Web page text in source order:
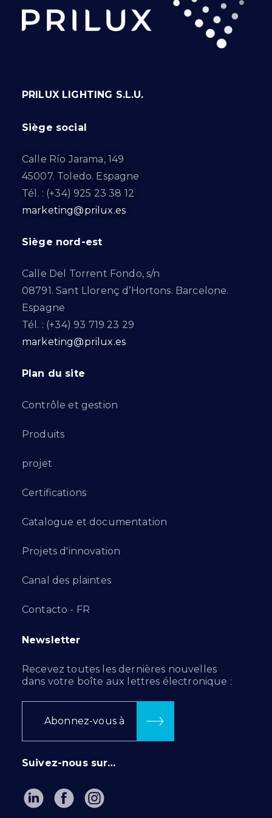
PRILUX LIGHTING S.L.U.
Siège social
Calle Río Jarama, 149
45007. Toledo. Espagne
Tél. : (+34) 925 23 38 12
marketing@prilux.es
Siège nord-est
Calle Del Torrent Fondo, s/n
08791. Sant Llorenç d’Hortons. Barcelone.
Espagne
Tél. : (+34) 93 719 23 29
marketing@prilux.es
Plan du site
Contrôle et gestion
Produits
projet
Certifications
Catalogue et documentation
Projets d'innovation
Canal des plaintes
Contacto - FR
Newsletter
Recevez toutes les dernières nouvelles
dans votre boîte aux lettres électronique :
Abonnez-vous à
Suivez-nous sur…